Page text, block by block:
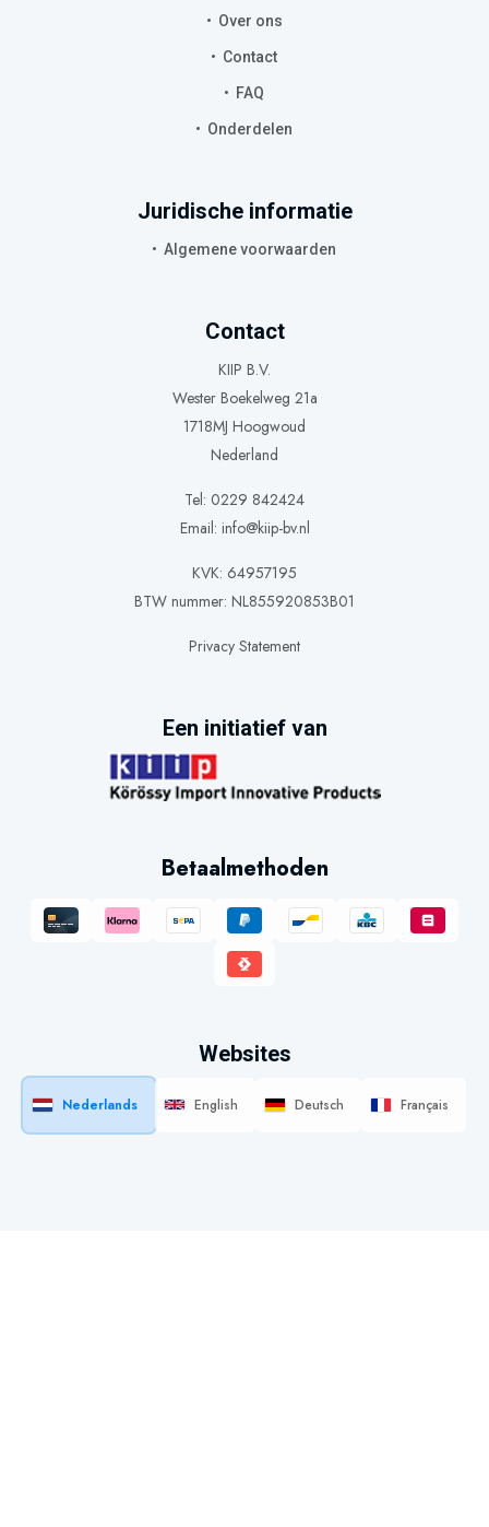
Over ons
Contact
FAQ
Onderdelen
Juridische informatie
Algemene voorwaarden
Contact
KIIP B.V.
Wester Boekelweg 21a
1718MJ Hoogwoud
Nederland
Tel: 0229 842424
Email: info@kiip-bv.nl
KVK: 64957195
BTW nummer: NL855920853B01
Privacy Statement
Een initiatief van
Betaalmethoden
Websites
Nederlands English Deutsch Français